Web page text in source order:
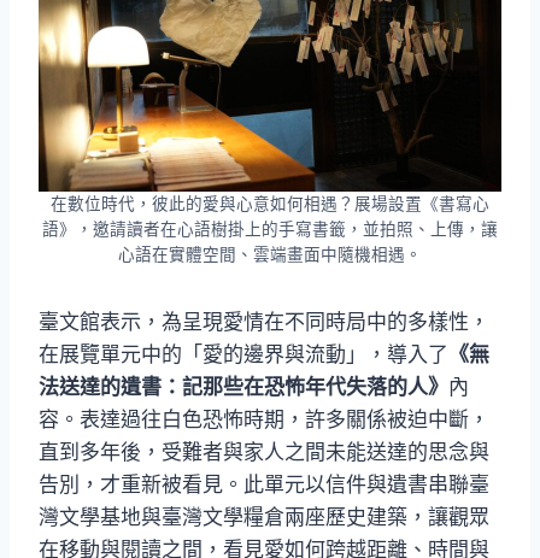
在數位時代，彼此的愛與心意如何相遇？展場設置《書寫心
語》，邀請讀者在心語樹掛上的手寫書籤，並拍照、上傳，讓
心語在實體空間、雲端畫面中隨機相遇。
臺文館表示，為呈現愛情在不同時局中的多樣性，
在展覽單元中的「愛的邊界與流動」，導入了 《無
法送達的遺書：記那些在恐怖年代失落的人》 內
容。表達過往白色恐怖時期，許多關係被迫中斷，
直到多年後，受難者與家人之間未能送達的思念與
告別，才重新被看見。此單元以信件與遺書串聯臺
灣文學基地與臺灣文學糧倉兩座歷史建築，讓觀眾
在移動與閱讀之間，看見愛如何跨越距離、時間與